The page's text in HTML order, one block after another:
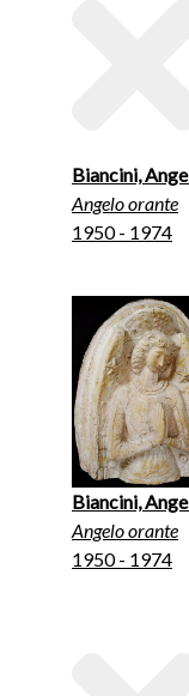
Biancini,
Angelo orante
1950 - 1974
Biancini,
Angelo orante
1950 - 1974